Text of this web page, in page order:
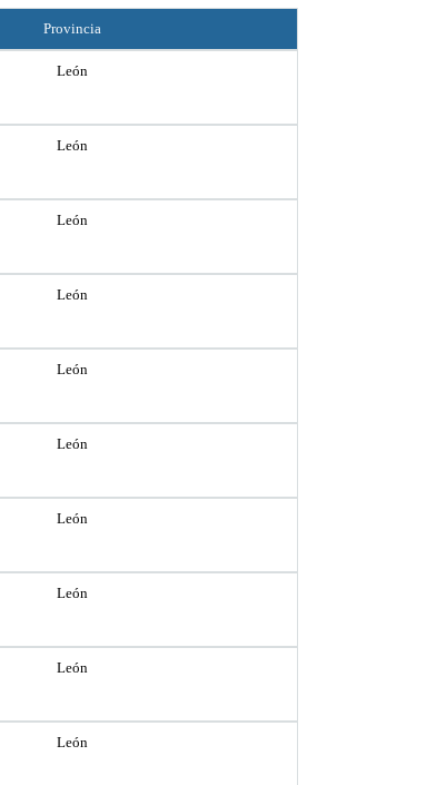
Provincia
León
León
León
León
León
León
León
León
León
León